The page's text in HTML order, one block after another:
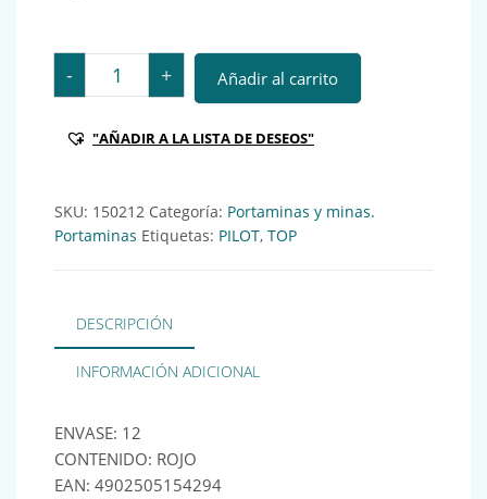
- PIL PORTAMINAS H-185 SUPERGRIP 05MM HB ROJO
+ Añadir al carrito
"AÑADIR A LA LISTA DE DESEOS"
SKU: 150212 Categoría: Portaminas y minas.
Portaminas Etiquetas: PILOT, TOP
DESCRIPCIÓN
INFORMACIÓN ADICIONAL
ENVASE: 12
CONTENIDO: ROJO
EAN: 4902505154294